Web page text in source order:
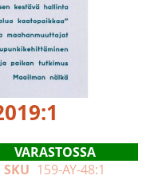
VARASTOSSA
SKU 159-AY-48:1